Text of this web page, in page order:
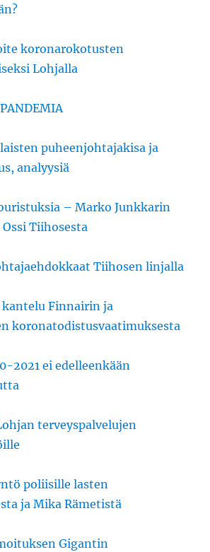
koronarokotusten
Lohjalla
puheenjohtajakisa ja
analyysiä
– Marko Junkkarin
Tiihosesta
Tiihosen linjalla
kantelu Finnairin ja
koronatodistusvaatimuksesta
2021 ei edelleenkään
terveyspalvelujen
poliisille lasten
ja Mika Rämetistä
Gigantin